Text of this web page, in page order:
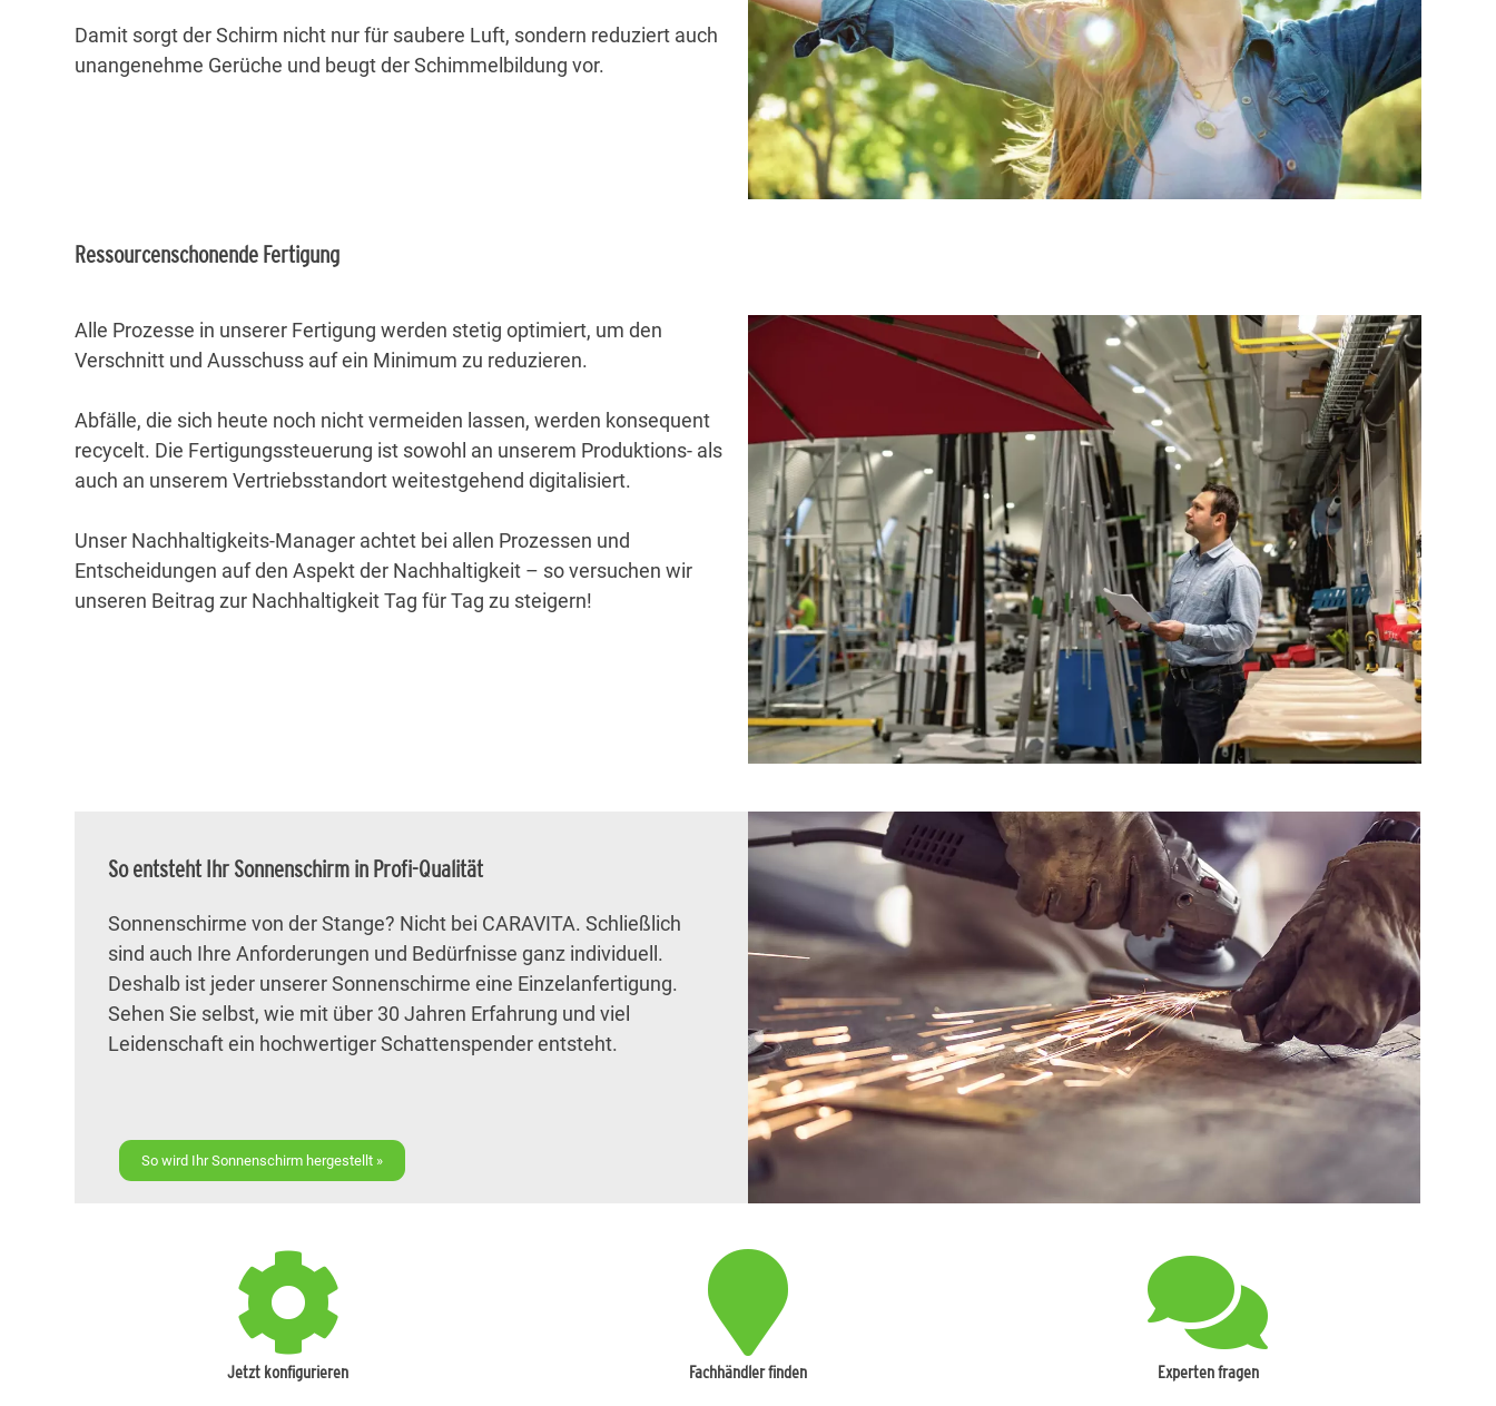
Damit sorgt der Schirm nicht nur für saubere Luft, sondern reduziert auch
unangenehme Gerüche und beugt der Schimmelbildung vor.
Ressourcenschonende Fertigung
Alle Prozesse in unserer Fertigung werden stetig optimiert, um den
Verschnitt und Ausschuss auf ein Minimum zu reduzieren.
Abfälle, die sich heute noch nicht vermeiden lassen, werden konsequent
recycelt. Die Fertigungssteuerung ist sowohl an unserem Produktions- als
auch an unserem Vertriebsstandort weitestgehend digitalisiert.
Unser Nachhaltigkeits-Manager achtet bei allen Prozessen und
Entscheidungen auf den Aspekt der Nachhaltigkeit – so versuchen wir
unseren Beitrag zur Nachhaltigkeit Tag für Tag zu steigern!
So entsteht Ihr Sonnenschirm in Profi-Qualität
Sonnenschirme von der Stange? Nicht bei CARAVITA. Schließlich
sind auch Ihre Anforderungen und Bedürfnisse ganz individuell.
Deshalb ist jeder unserer Sonnenschirme eine Einzelanfertigung.
Sehen Sie selbst, wie mit über 30 Jahren Erfahrung und viel
Leidenschaft ein hochwertiger Schattenspender entsteht.
So wird Ihr Sonnenschirm hergestellt »
Jetzt konfigurieren Fachhändler finden Experten fragen